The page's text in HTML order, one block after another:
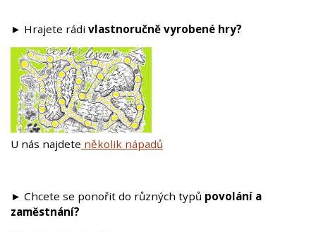
► Hrajete rádi vlastnoručně vyrobené hry?
U nás najdete několik nápadů
► Chcete se ponořit do různých typů povolání a
zaměstnání?